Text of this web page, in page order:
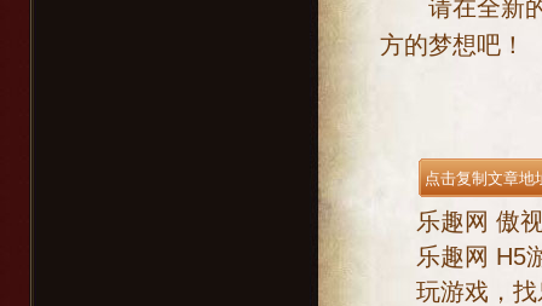
请在全新的
方的梦想吧！
乐趣网 傲
乐趣网 H5
玩游戏，